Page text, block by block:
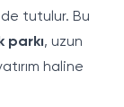
tutulur. Bu
parkı, uzun
haline